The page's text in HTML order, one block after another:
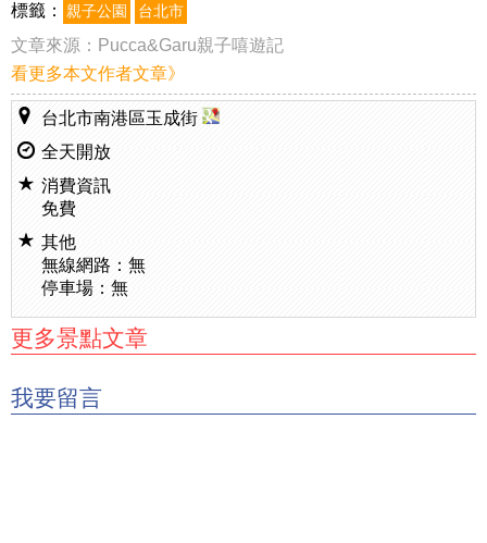
標籤： 親子公園 台北市
文章來源： Pucca&Garu親子嘻遊記
看更多本文作者文章》
台北市南港區玉成街
全天開放
消費資訊
免費
其他
無線網路：無
停車場：無
更多景點文章
我要留言